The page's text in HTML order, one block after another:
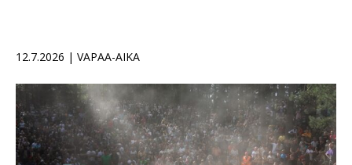
12.7.2026 | VAPAA-AIKA